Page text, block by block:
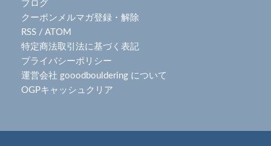
ブログ
クーポンメルマガ登録・解除
RSS / ATOM
特定商法取引法に基づく表記
プライバシーポリシー
運営会社 gooodbouldering について
OGPキャッシュクリア